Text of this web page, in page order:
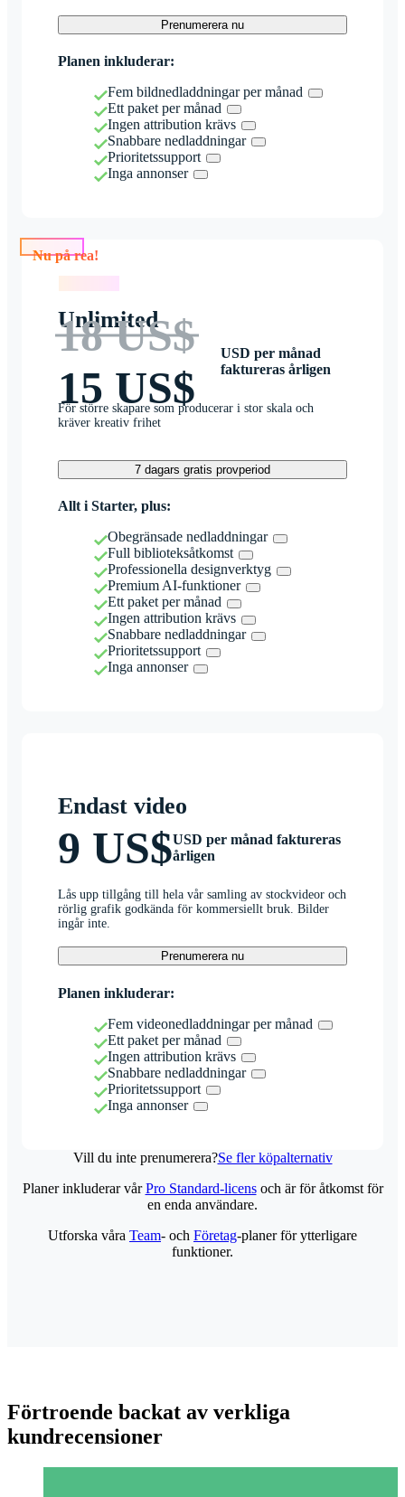
Prenumerera nu
Planen inkluderar:
Fem bildnedladdningar per månad
Ett paket per månad
Ingen attribution krävs
Snabbare nedladdningar
Prioritetssupport
Inga annonser
Nu på rea!
Unlimited
18 US$
15 US$
USD per månad
faktureras årligen
För större skapare som producerar i stor skala och
kräver kreativ frihet
7 dagars gratis provperiod
Allt i Starter, plus:
Obegränsade nedladdningar
Full biblioteksåtkomst
Professionella designverktyg
Premium AI-funktioner
Ett paket per månad
Ingen attribution krävs
Snabbare nedladdningar
Prioritetssupport
Inga annonser
Endast video
9 US$USD per månad faktureras
årligen
Lås upp tillgång till hela vår samling av stockvideor och
rörlig grafik godkända för kommersiellt bruk. Bilder
ingår inte.
Prenumerera nu
Planen inkluderar:
Fem videonedladdningar per månad
Ett paket per månad
Ingen attribution krävs
Snabbare nedladdningar
Prioritetssupport
Inga annonser
Vill du inte prenumerera?Se fler köpalternativ
Planer inkluderar vårPro Standard-licensoch är för åtkomst för
en enda användare.
Utforska våra Team- och Företag-planer för ytterligare
funktioner.
Förtroende backat av verkliga
kundrecensioner